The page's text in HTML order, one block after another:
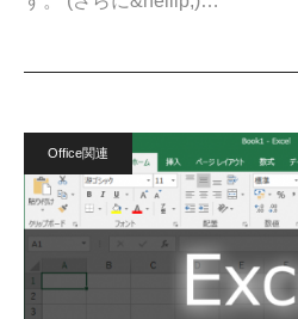
Office関連